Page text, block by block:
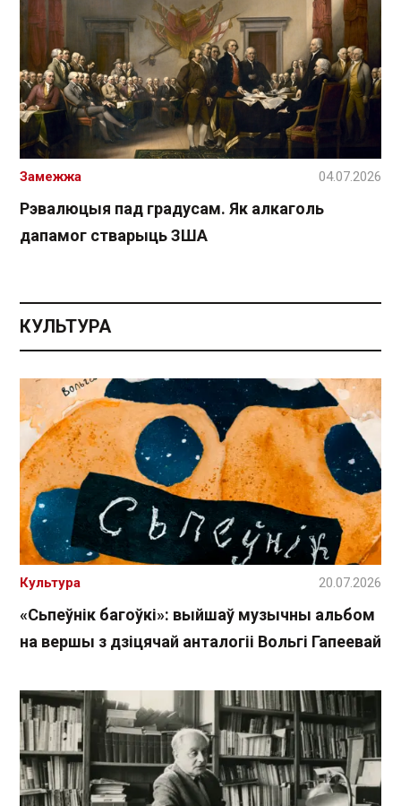
Рэвалюцыя пад градусам. Як алкаголь
дапамог стварыць ЗША
Замежжа 04.07.2026
КУЛЬТУРА
«Сьпеўнік багоўкі»: выйшаў музычны альбом
на вершы з дзіцячай анталогіі Вольгі Гапеевай
Культура 20.07.2026